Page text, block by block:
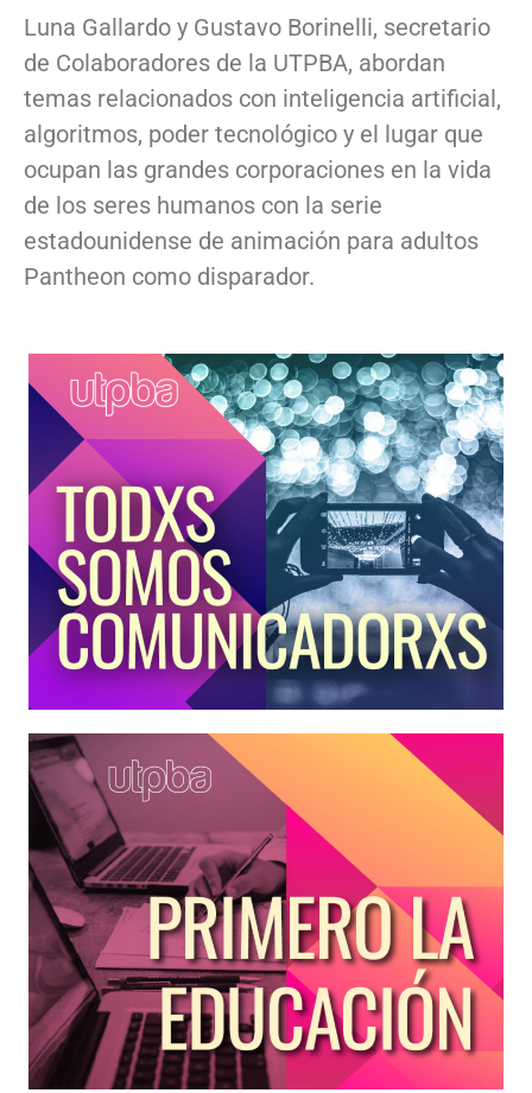
Luna Gallardo y Gustavo Borinelli, secretario
de Colaboradores de la UTPBA, abordan
temas relacionados con inteligencia artificial,
algoritmos, poder tecnológico y el lugar que
ocupan las grandes corporaciones en la vida
de los seres humanos con la serie
estadounidense de animación para adultos
Pantheon como disparador.